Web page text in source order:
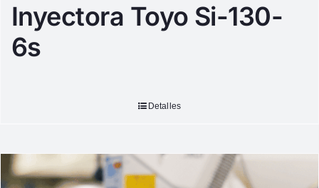
Inyectora Toyo Si-130-
6s
Detalles